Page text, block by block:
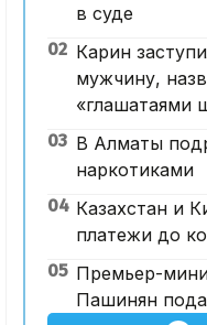
в суде
02 Карин
мужчину,
«глашатаями
03 В Алматы
наркотиками
04 Казахстан и
платежи до
05 Премьер-
Пашинян